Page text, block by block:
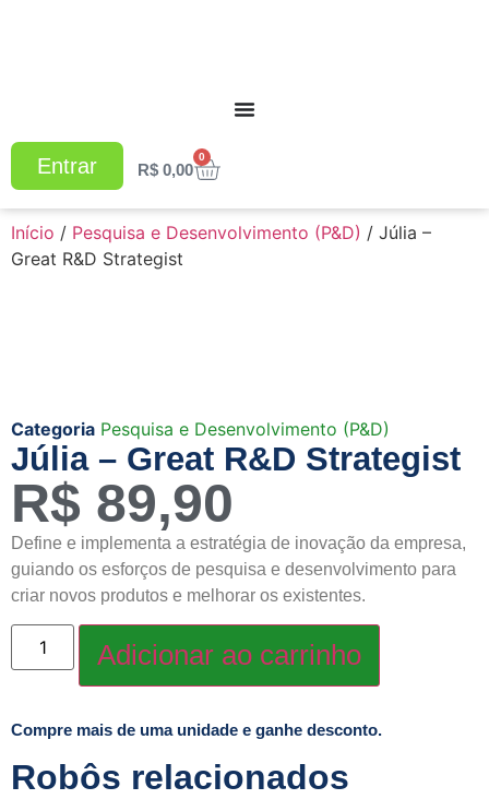
Entrar R$ 0,00
0
Início / Pesquisa e Desenvolvimento (P&D) / Júlia –
Great R&D Strategist
Categoria Pesquisa e Desenvolvimento (P&D)
Júlia – Great R&D Strategist
R$ 89,90
Define e implementa a estratégia de inovação da empresa,
guiando os esforços de pesquisa e desenvolvimento para
criar novos produtos e melhorar os existentes.
Adicionar ao carrinho
Compre mais de uma unidade e ganhe desconto.
Robôs relacionados